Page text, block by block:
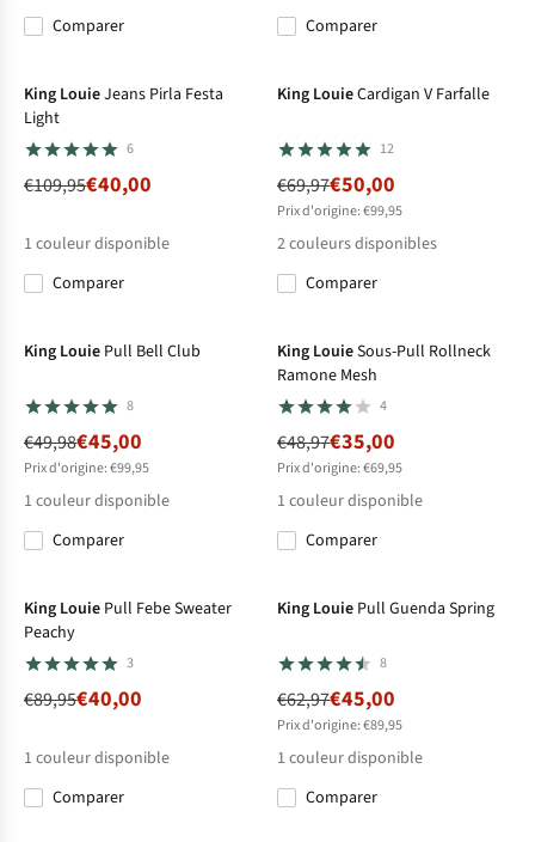
%
%
Comparer
Comparer
King LouieJeans Pirla Festa
Light
6
€109,95€40,00
1 couleur disponible
Comparer
King LouieCardigan V Farfalle
12
€69,97€50,00
Prix d'origine: €99,95
2couleurs disponibles
%
%
Comparer
King Louie Pull Bell Club
8
€49,98€45,00
Prix d'origine: €99,95
1 couleur disponible
Comparer
King LouieSous-Pull Rollneck
Ramone Mesh
4
€48,97€35,00
Prix d'origine: €69,95
1 couleur disponible
Comparer
King Louie Pull Febe Sweater
Peachy
3
€89,95€40,00
1 couleur disponible
Comparer
King Louie Pull Guenda Spring
8
€62,97€45,00
Prix d'origine: €89,95
1 couleur disponible
Comparer